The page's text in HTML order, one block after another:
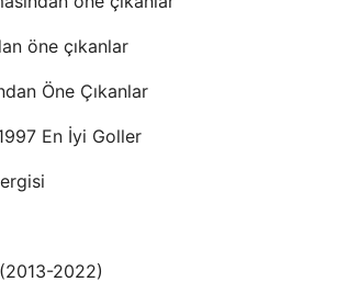
öne çıkanlar
Öne Çıkanlar
En İyi Goller
2022)